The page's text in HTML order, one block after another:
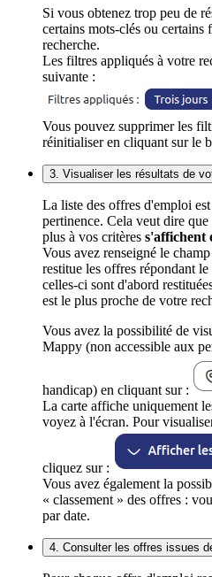
Si vous obtenez trop peu de
certains mots-clés ou certains
recherche.
Les filtres appliqués à votre
suivante :
Vous pouvez supprimer les
réinitialiser en cliquant sur le
3. Visualiser les résultats de
La liste des offres d'emploi
pertinence. Cela veut dire
plus à vos critères s'affichent
Vous avez renseigné le
restitue les offres répondant
celles-ci sont d'abord
est le plus proche de votre
Vous avez la possibilité de
Mappy (non accessible aux
handicap) en cliquant sur :
La carte affiche uniquement
voyez à l'écran. Pour
cliquez sur :
Vous avez également la
« classement » des offres :
par date.
4. Consulter les offres issues